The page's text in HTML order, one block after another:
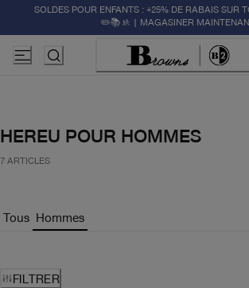
SOLDES POUR ENFANTS : +25% DE RABAIS SUR
✏️📚🚸 | MAGASINER
HEREU POUR HOMMES
7 ARTICLES
Tous Hommes
FILTRER